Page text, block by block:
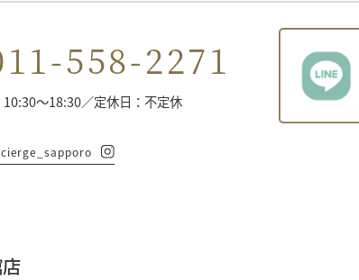
558-2271
10:30〜18:30／定休日：不定休